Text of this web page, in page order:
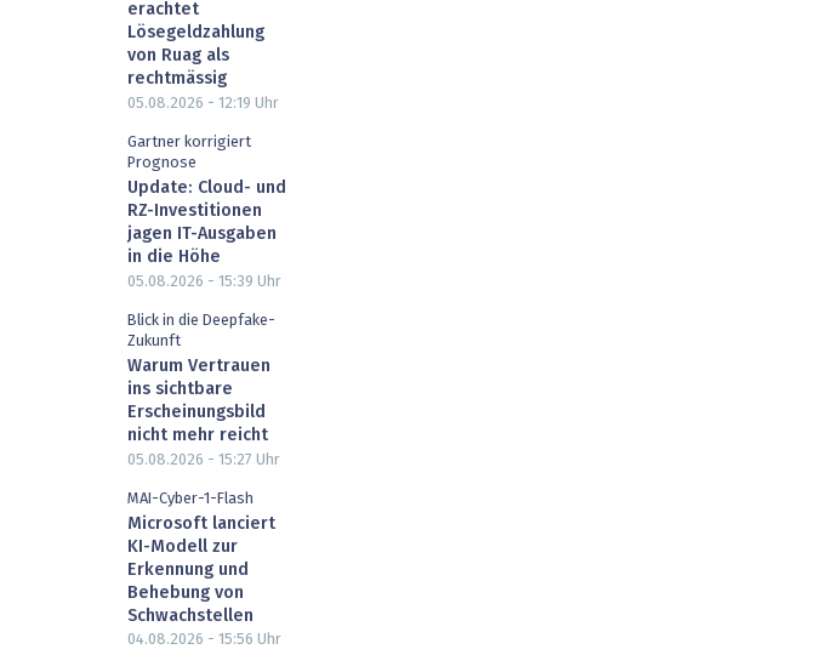
erachtet
Lösegeldzahlung
von Ruag als
rechtmässig
05.08.2026 - 12:19 Uhr
Gartner korrigiert
Prognose
Update: Cloud- und
RZ-Investitionen
jagen IT-Ausgaben
in die Höhe
05.08.2026 - 15:39 Uhr
Blick in die Deepfake-
Zukunft
Warum Vertrauen
ins sichtbare
Erscheinungsbild
nicht mehr reicht
05.08.2026 - 15:27 Uhr
MAI-Cyber-1-Flash
Microsoft lanciert
KI-Modell zur
Erkennung und
Behebung von
Schwachstellen
04.08.2026 - 15:56 Uhr